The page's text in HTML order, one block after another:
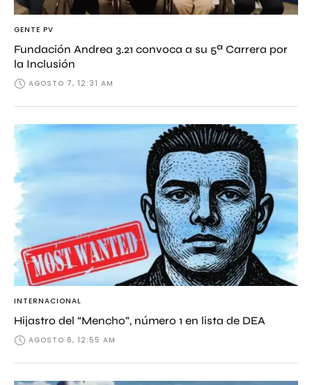
GENTE PV
Fundación Andrea 3.21 convoca a su 5ª Carrera por
la Inclusión
AGOSTO 7, 12:31 AM
INTERNACIONAL
Hijastro del “Mencho”, número 1 en lista de DEA
AGOSTO 6, 12:55 AM